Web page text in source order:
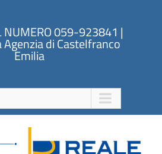
NUMERO 059-923841 |
di Castelfranco
Emilia